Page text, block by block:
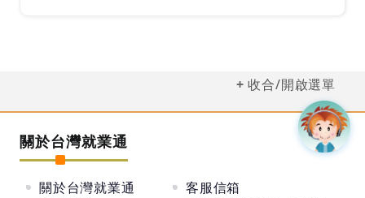
收合/開啟選單
關於台灣就業通
關於台灣就業通
客服信箱